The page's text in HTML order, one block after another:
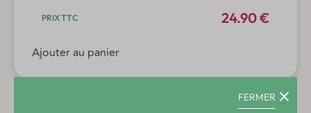
naturelle24.90 €
Ajouter au panier
FERMER